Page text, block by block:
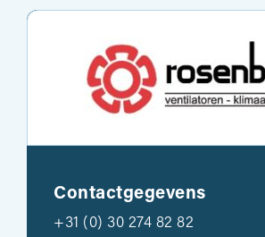
Contactgegevens
+31 (0) 30 274 82 82